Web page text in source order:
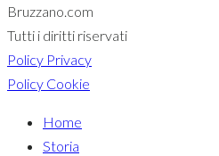
Bruzzano.com
Tutti i diritti riservati
Policy Privacy
Policy Cookie
Home
Storia